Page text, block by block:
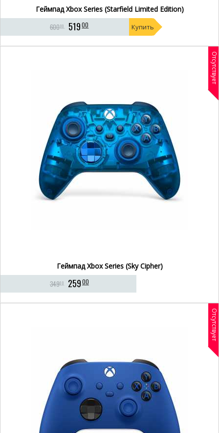
Геймпад Xbox Series (Starfield Limited Edition)
60000 51900 Купить
- 26%
Отсутствует
Геймпад Xbox Series (Sky Cipher)
34900 25900
Отсутствует